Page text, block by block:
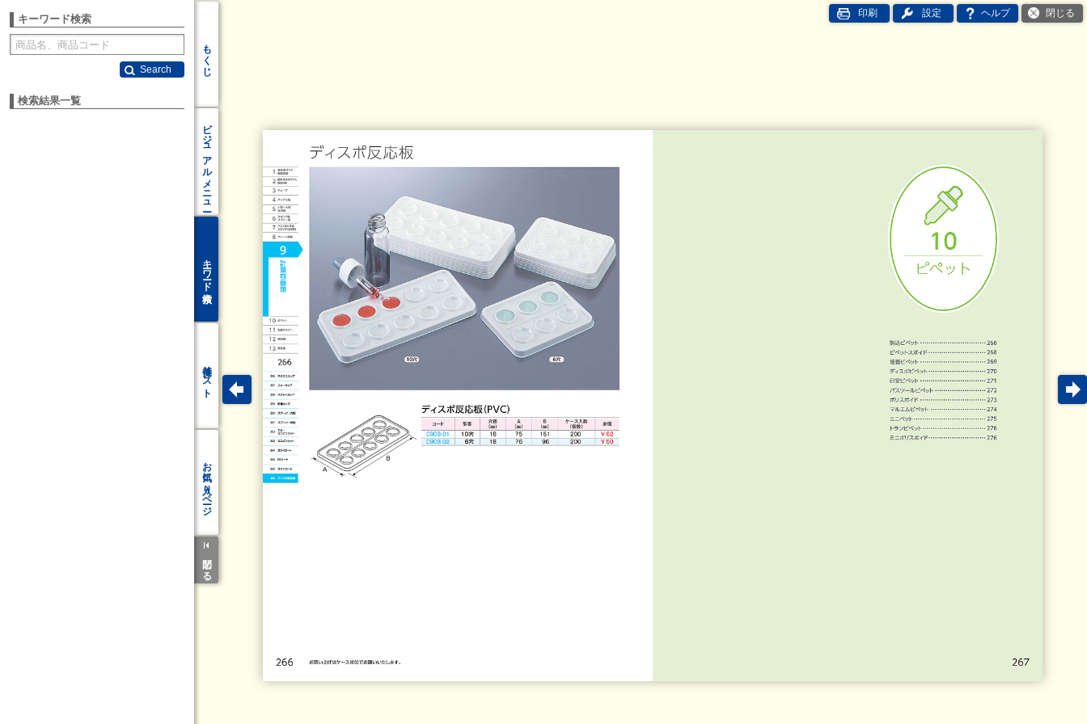
印刷 設定 ヘルプ 閉じる
もくじ
ビジュアル
メニュー
キーワード
リスト
お気に入り
ページ
閉じる
キーワード検索
Search
検索結果一覧